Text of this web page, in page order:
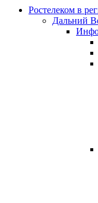
Ростелеком в
Дальний